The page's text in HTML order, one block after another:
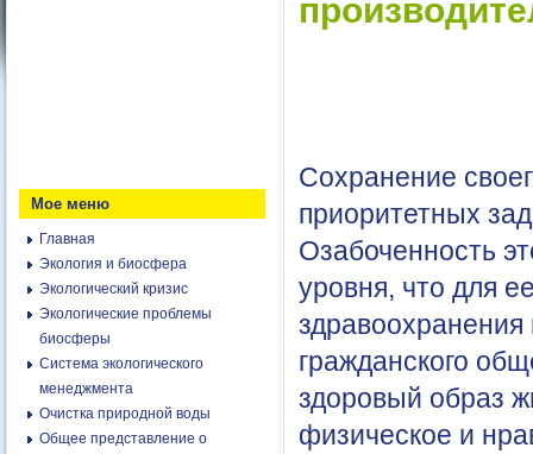
Мое меню
Главная
Экология и биосфера
Экологический кризис
Экологические проблемы
биосферы
Система экологического
менеджмента
Очистка природной воды
Общее представление о
Сохранение
приоритетных
Озабоченность
уровня, что для
здравоохранения
гражданского
здоровый образ
физическое и